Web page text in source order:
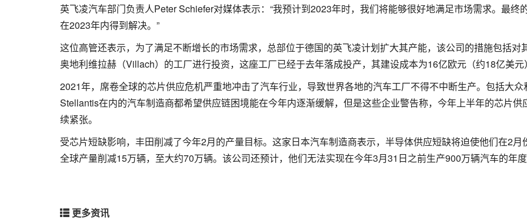
英飞凌汽车部门负责人Peter Schiefer对媒体表示：“我预计到2023年时，我们将能够很好地满足市场需求。最终
在2023年内得到解决。”
这位高管还表示，为了满足不断增长的市场需求，总部位于德国的英飞凌计划扩大其产能，该公司的措施包括对
奥地利维拉赫（Villach）的工厂进行投资，这座工厂已经于去年落成投产，其建设成本为16亿欧元（约18亿美元
2021年，席卷全球的芯片供应危机严重地冲击了汽车行业，导致世界各地的汽车工厂不得不中断生产。包括大众
Stellantis在内的汽车制造商都希望供应链困境能在今年内逐渐缓解，但是这些企业警告称，今年上半年的芯片供
续紧张。
受芯片短缺影响，丰田削减了今年2月的产量目标。这家日本汽车制造商表示，半导体供应短缺将迫使他们在2月
全球产量削减15万辆，至大约70万辆。该公司还预计，他们无法实现在今年3月31日之前生产900万辆汽车的年
更多资讯